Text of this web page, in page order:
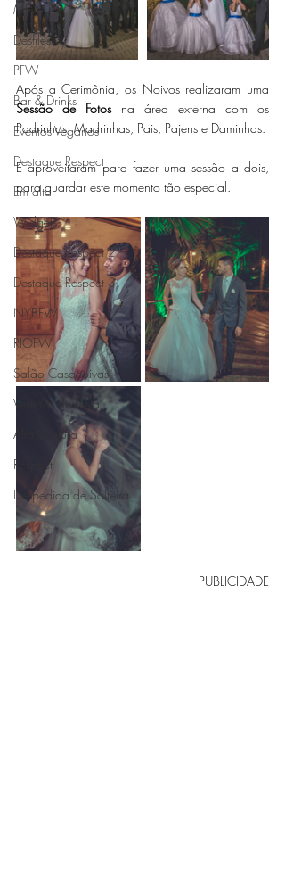
MFW
Desfiles
PFW
Bar & Drinks
Eventos Veganos
Destaque Respect
Em alta
Widgets
Destaque Respect 2
Destaque Respect 3
NYBFW
RIOFW
Salão Casanoivas
Vestidos de Festa
Alta Costura
Respect
Despedida de Solteira
Sessão de Fotos na área externa com os
Padrinhos, Madrinhas, Pais, Pajens e Daminhas.
E aproveitaram para fazer uma sessão a dois,
para guardar este momento tão especial.
PUBLICIDADE